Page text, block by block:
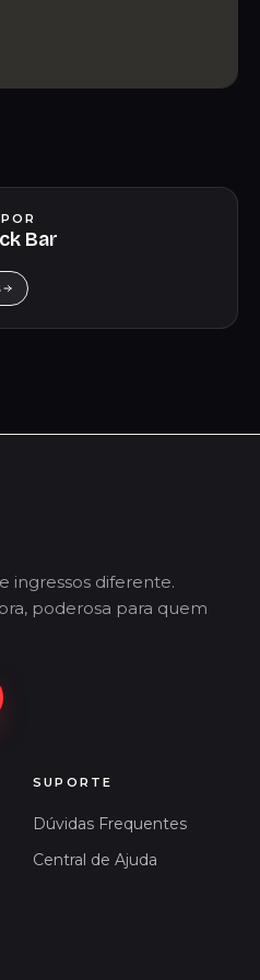
Bar
ingressos diferente.
poderosa para quem
SUPORTE
Dúvidas Frequentes
Central de Ajuda